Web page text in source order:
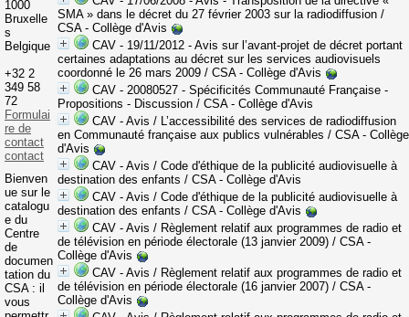
SMA » dans le décret du 27 février 2003 sur la radiodiffusion/
CSA - Collège d'Avis
CAV - 19/11/2012 - Avis sur l’avant-projet de décret portant
certaines adaptations au décret sur les services audiovisuels
coordonné le 26 mars 2009/ CSA - Collège d'Avis
CAV - 20080527 - Spécificités Communauté Française -
Propositions - Discussion/ CSA - Collège d'Avis
CAV - Avis / L’accessibilité des services de radiodiffusion
en Communauté française aux publics vulnérables / CSA - Collège
d'Avis
CAV - Avis / Code d'éthique de la publicité audiovisuelle à
destination des enfants / CSA - Collège d'Avis
CAV - Avis / Code d'éthique de la publicité audiovisuelle à
destination des enfants / CSA - Collège d'Avis
CAV - Avis / Règlement relatif aux programmes de radio et
de télévision en période électorale (13 janvier 2009)/ CSA -
Collège d'Avis
CAV - Avis / Règlement relatif aux programmes de radio et
de télévision en période électorale (16 janvier 2007)/ CSA -
Collège d'Avis
1000
Bruxelle
s
Belgique
+32 2
349 58
72
Formulai
re de
contact
contact
Bienven
ue sur le
catalogu
e du
Centre
de
documen
tation du
CSA : il
vous